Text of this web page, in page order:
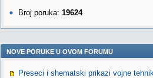
Broj poruka: 19624
NOVE PORUKE U OVOM FORUMU
Preseci i shematski prikazi vojne